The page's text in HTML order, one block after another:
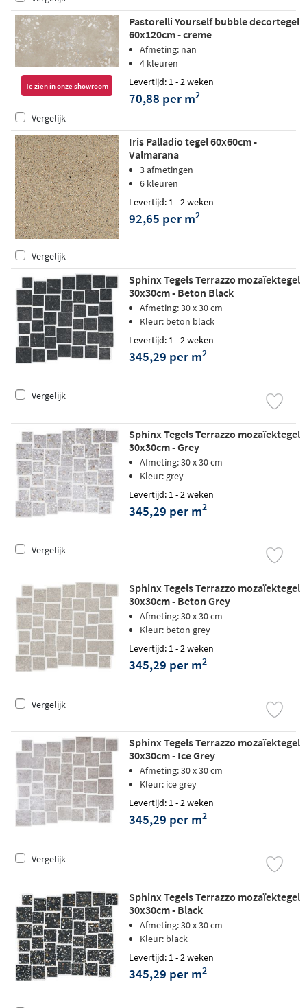
Te zien in onze showroom
Pastorelli Yourself bubble decortegel
60x120cm - creme
Afmeting: nan
4 kleuren
Levertijd: 1 - 2 weken
70,88 per m2
Vergelijk
Iris Palladio tegel 60x60cm -
Valmarana
3 afmetingen
6 kleuren
Levertijd: 1 - 2 weken
92,65 per m2
Vergelijk
Sphinx Tegels Terrazzo mozaïektegel
30x30cm - Beton Black
Afmeting: 30 x 30 cm
Kleur: beton black
Levertijd: 1 - 2 weken
345,29 per m2
Vergelijk
Sphinx Tegels Terrazzo mozaïektegel
30x30cm - Grey
Afmeting: 30 x 30 cm
Kleur: grey
Levertijd: 1 - 2 weken
345,29 per m2
Vergelijk
Sphinx Tegels Terrazzo mozaïektegel
30x30cm - Beton Grey
Afmeting: 30 x 30 cm
Kleur: beton grey
Levertijd: 1 - 2 weken
345,29 per m2
Vergelijk
Sphinx Tegels Terrazzo mozaïektegel
30x30cm - Ice Grey
Afmeting: 30 x 30 cm
Kleur: ice grey
Levertijd: 1 - 2 weken
345,29 per m2
Vergelijk
Sphinx Tegels Terrazzo mozaïektegel
30x30cm - Black
Afmeting: 30 x 30 cm
Kleur: black
Levertijd: 1 - 2 weken
345,29 per m2